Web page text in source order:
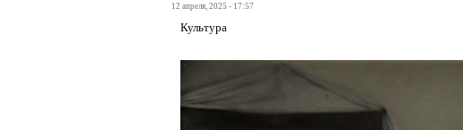
12 апреля, 2025 - 17:57
Культура